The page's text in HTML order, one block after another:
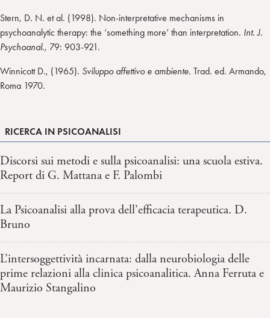
Stern, D. N. et al. (1998). Non-interpretative mechanisms in
psychoanalytic therapy: the ‘something more’ than interpretation. Int. J.
Psychoanal., 79: 903-921.
Winnicott D., (1965). Sviluppo affettivo e ambiente. Trad. ed. Armando,
Roma 1970.
RICERCA IN PSICOANALISI
Discorsi sui metodi e sulla psicoanalisi: una scuola estiva.
Report di G. Mattana e F. Palombi
La Psicoanalisi alla prova dell’efficacia terapeutica. D.
Bruno
L’intersoggettività incarnata: dalla neurobiologia delle
prime relazioni alla clinica psicoanalitica. Anna Ferruta e
Maurizio Stangalino